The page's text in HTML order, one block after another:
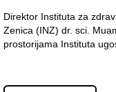
Direktor Instituta za
Zenica (INZ) dr. sci.
prostorijama Instituta